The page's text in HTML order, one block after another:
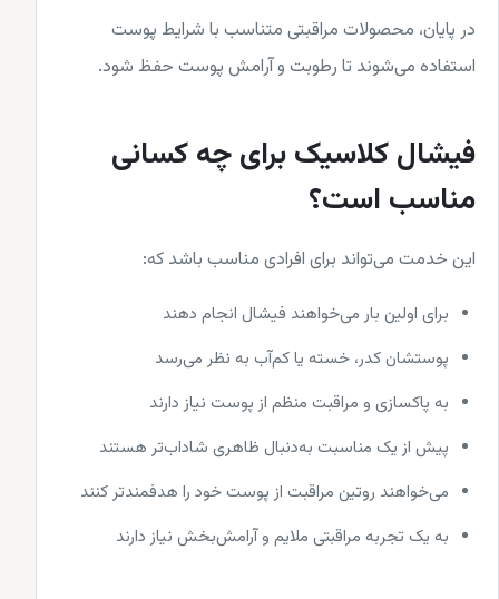
در پایان، محصولات مراقبتی متناسب با شرایط پوست
استفاده می‌شوند تا رطوبت و آرامش پوست حفظ شود.
فیشال کلاسیک برای چه کسانی
مناسب است؟
این خدمت می‌تواند برای افرادی مناسب باشد که:
برای اولین بار می‌خواهند فیشال انجام دهند
پوستشان کدر، خسته یا کم‌آب به نظر می‌رسد
به پاکسازی و مراقبت منظم از پوست نیاز دارند
پیش از یک مناسبت به‌دنبال ظاهری شاداب‌تر هستند
می‌خواهند روتین مراقبت از پوست خود را هدفمندتر کنند
به یک تجربه مراقبتی ملایم و آرامش‌بخش نیاز دارند